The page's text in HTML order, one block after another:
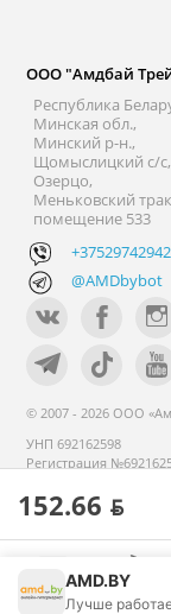
Меню
152.66 ƃ
ООО "Амдбай
Республика
Минская обл.,
Минский р-н.,
Щомыслицкий с/
Озерцо,
Меньковский
помещение 533
@AMDbybot
© 2007 - 2026 ООО
УНП 692162598
Регистрация
реестре с 14 сентября
AMD.BY
Лучше